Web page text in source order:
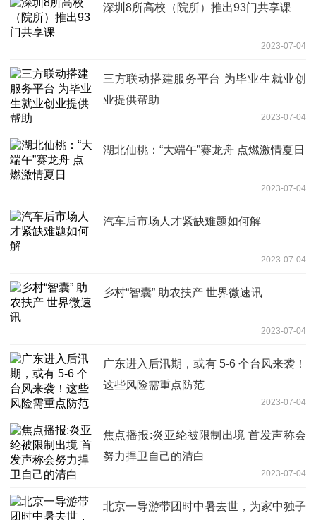
深圳8所高校（院所）推出93门共享课
2023-07-04
三方联动搭建服务平台 为毕业生就业创
业提供帮助
2023-07-04
湖北仙桃：“大端午”赛龙舟 点燃激情夏日
2023-07-04
汽车后市场人才紧缺难题如何解
2023-07-04
乡村“智囊” 助农扶产 世界微速讯
2023-07-04
广东进入后汛期，或有 5-6 个台风来袭！
这些风险需重点防范
2023-07-04
焦点播报:炎亚纶被限制出境 首发声称会
努力捍卫自己的清白
2023-07-04
北京一导游带团时中暑去世，为家中独子